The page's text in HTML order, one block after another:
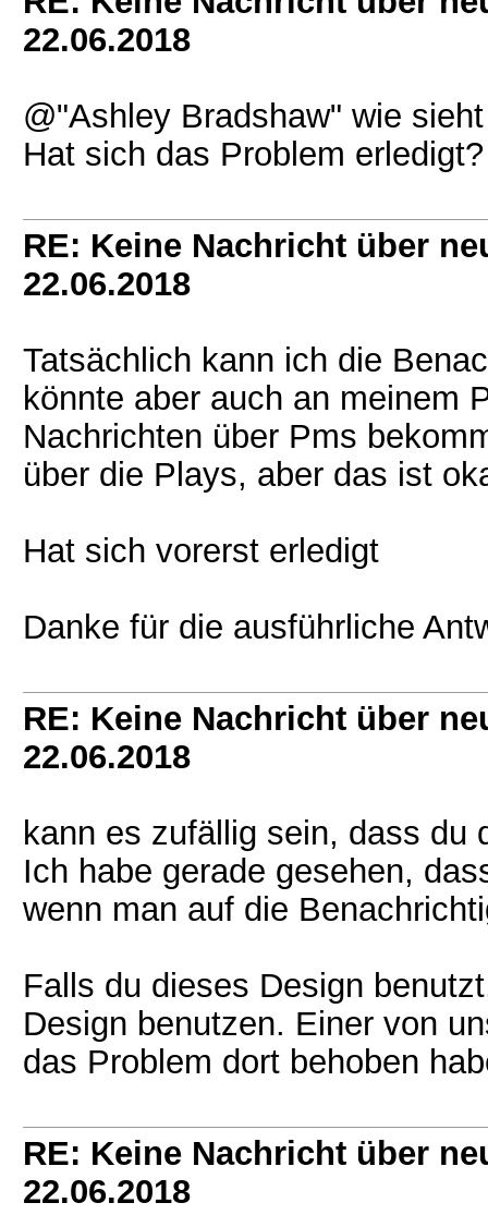
22.06.2018
@"Ashley Bradshaw" wie
Hat sich das Problem erledigt?
RE: Keine Nachricht über
22.06.2018
Tatsächlich kann ich die
könnte aber auch an meinem
Nachrichten über Pms
über die Plays, aber das ist
Hat sich vorerst erledigt
Danke für die ausführliche
RE: Keine Nachricht über
22.06.2018
kann es zufällig sein, dass du
Ich habe gerade gesehen,
wenn man auf die
Falls du dieses Design
Design benutzen. Einer von
das Problem dort behoben
RE: Keine Nachricht über
22.06.2018